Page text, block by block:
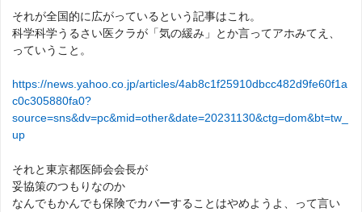
それが全国的に広がっているという記事はこれ。
科学科学うるさい医クラが「気の緩み」とか言ってアホみてえ、
っていうこと。
https://news.yahoo.co.jp/articles/4ab8c1f25910dbcc482d9fe60f1a
c0c305880fa0?
source=sns&dv=pc&mid=other&date=20231130&ctg=dom&bt=tw_
up
それと東京都医師会会長が
妥協策のつもりなのか
なんでもかんでも保険でカバーすることはやめようよ、って言い